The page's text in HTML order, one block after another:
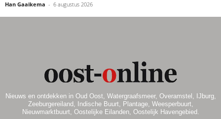
Han Gaaikema - 6 augustus 2026
Nieuws en ontdekken in Oud Oost, Watergraafsmeer, Overamstel, IJburg,
Zeeburgereiland, Indische Buurt, Plantage, Weesperbuurt,
Nieuwmarktbuurt, Oostelijke Eilanden, Oostelijk Havengebied.